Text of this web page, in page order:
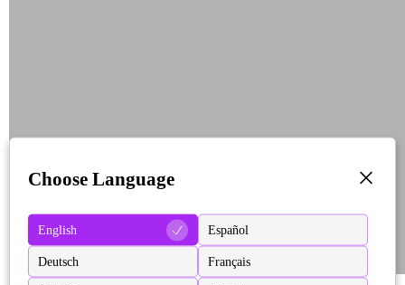
Choose Language
English Español
Deutsch Français